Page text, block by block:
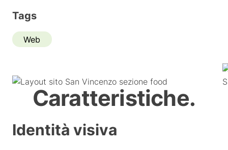
Tags
Web
Caratteristiche.
Identità visiva